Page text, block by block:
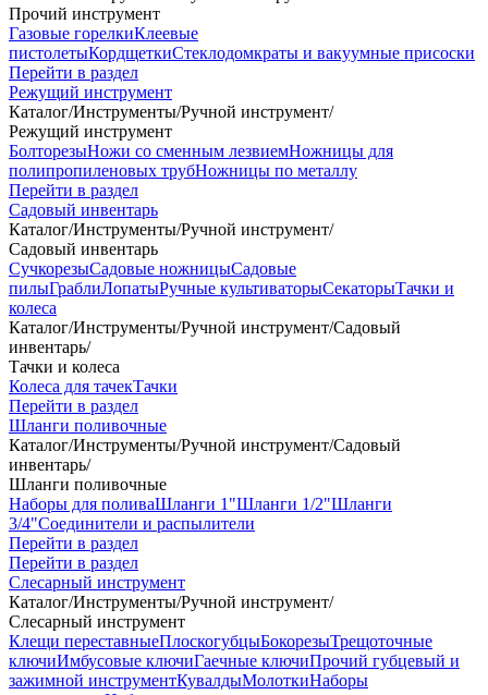
Прочий инструмент
Газовые горелкиКлеевые
пистолетыКордщеткиСтеклодомкраты и вакуумные присоски
Перейти в раздел
Режущий инструмент
Каталог/Инструменты/Ручной инструмент/
Режущий инструмент
БолторезыНожи со сменным лезвиемНожницы для
полипропиленовых трубНожницы по металлу
Перейти в раздел
Садовый инвентарь
Каталог/Инструменты/Ручной инструмент/
Садовый инвентарь
СучкорезыСадовые ножницыСадовые
пилыГраблиЛопатыРучные культиваторыСекаторыТачки и
колеса
Каталог/Инструменты/Ручной инструмент/Садовый
инвентарь/
Тачки и колеса
Колеса для тачекТачки
Перейти в раздел
Шланги поливочные
Каталог/Инструменты/Ручной инструмент/Садовый
инвентарь/
Шланги поливочные
Наборы для поливаШланги 1"Шланги 1/2"Шланги
3/4"Соединители и распылители
Перейти в раздел
Перейти в раздел
Слесарный инструмент
Каталог/Инструменты/Ручной инструмент/
Слесарный инструмент
Клещи переставныеПлоскогубцыБокорезыТрещоточные
ключиИмбусовые ключиГаечные ключиПрочий губцевый и
зажимной инструментКувалдыМолоткиНаборы